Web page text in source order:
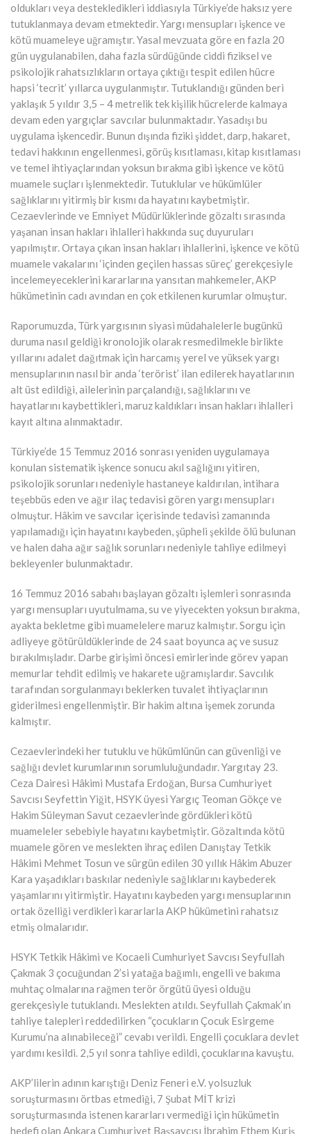
oldukları veya destekledikleri iddiasıyla Türkiye’de haksız yere
tutuklanmaya devam etmektedir. Yargı mensupları işkence ve
kötü muameleye uğramıştır. Yasal mevzuata göre en fazla 20
gün uygulanabilen, daha fazla sürdüğünde ciddi fiziksel ve
psikolojik rahatsızlıkların ortaya çıktığı tespit edilen hücre
hapsi ‘tecrit’ yıllarca uygulanmıştır. Tutuklandığı günden beri
yaklaşık 5 yıldır 3,5 – 4 metrelik tek kişilik hücrelerde kalmaya
devam eden yargıçlar savcılar bulunmaktadır. Yasadışı bu
uygulama işkencedir. Bunun dışında fiziki şiddet, darp, hakaret,
tedavi hakkının engellenmesi, görüş kısıtlaması, kitap kısıtlaması
ve temel ihtiyaçlarından yoksun bırakma gibi işkence ve kötü
muamele suçları işlenmektedir. Tutuklular ve hükümlüler
sağlıklarını yitirmiş bir kısmı da hayatını kaybetmiştir.
Cezaevlerinde ve Emniyet Müdürlüklerinde gözaltı sırasında
yaşanan insan hakları ihlalleri hakkında suç duyuruları
yapılmıştır. Ortaya çıkan insan hakları ihlallerini, işkence ve kötü
muamele vakalarını ‘içinden geçilen hassas süreç’ gerekçesiyle
incelemeyeceklerini kararlarına yansıtan mahkemeler, AKP
hükümetinin cadı avından en çok etkilenen kurumlar olmuştur.
Raporumuzda, Türk yargısının siyasi müdahalelerle bugünkü
duruma nasıl geldiği kronolojik olarak resmedilmekle birlikte
yıllarını adalet dağıtmak için harcamış yerel ve yüksek yargı
mensuplarının nasıl bir anda ‘terörist’ ilan edilerek hayatlarının
alt üst edildiği, ailelerinin parçalandığı, sağlıklarını ve
hayatlarını kaybettikleri, maruz kaldıkları insan hakları ihlalleri
kayıt altına alınmaktadır.
Türkiye’de 15 Temmuz 2016 sonrası yeniden uygulamaya
konulan sistematik işkence sonucu akıl sağlığını yitiren,
psikolojik sorunları nedeniyle hastaneye kaldırılan, intihara
teşebbüs eden ve ağır ilaç tedavisi gören yargı mensupları
olmuştur. Hâkim ve savcılar içerisinde tedavisi zamanında
yapılamadığı için hayatını kaybeden, şüpheli şekilde ölü bulunan
ve halen daha ağır sağlık sorunları nedeniyle tahliye edilmeyi
bekleyenler bulunmaktadır.
16 Temmuz 2016 sabahı başlayan gözaltı işlemleri sonrasında
yargı mensupları uyutulmama, su ve yiyecekten yoksun bırakma,
ayakta bekletme gibi muamelelere maruz kalmıştır. Sorgu için
adliyeye götürüldüklerinde de 24 saat boyunca aç ve susuz
bırakılmışladır. Darbe girişimi öncesi emirlerinde görev yapan
memurlar tehdit edilmiş ve hakarete uğramışlardır. Savcılık
tarafından sorgulanmayı beklerken tuvalet ihtiyaçlarının
giderilmesi engellenmiştir. Bir hakim altına işemek zorunda
kalmıştır.
Cezaevlerindeki her tutuklu ve hükümlünün can güvenliği ve
sağlığı devlet kurumlarının sorumluluğundadır. Yargıtay 23.
Ceza Dairesi Hâkimi Mustafa Erdoğan, Bursa Cumhuriyet
Savcısı Seyfettin Yiğit, HSYK üyesi Yargıç Teoman Gökçe ve
Hakim Süleyman Savut cezaevlerinde gördükleri kötü
muameleler sebebiyle hayatını kaybetmiştir. Gözaltında kötü
muamele gören ve meslekten ihraç edilen Danıştay Tetkik
Hâkimi Mehmet Tosun ve sürgün edilen 30 yıllık Hâkim Abuzer
Kara yaşadıkları baskılar nedeniyle sağlıklarını kaybederek
yaşamlarını yitirmiştir. Hayatını kaybeden yargı mensuplarının
ortak özelliği verdikleri kararlarla AKP hükümetini rahatsız
etmiş olmalarıdır.
HSYK Tetkik Hâkimi ve Kocaeli Cumhuriyet Savcısı Seyfullah
Çakmak 3 çocuğundan 2’si yatağa bağımlı, engelli ve bakıma
muhtaç olmalarına rağmen terör örgütü üyesi olduğu
gerekçesiyle tutuklandı. Meslekten atıldı. Seyfullah Çakmak’ın
tahliye talepleri reddedilirken “çocukların Çocuk Esirgeme
Kurumu’na alınabileceği” cevabı verildi. Engelli çocuklara devlet
yardımı kesildi. 2,5 yıl sonra tahliye edildi, çocuklarına kavuştu.
AKP’lilerin adının karıştığı Deniz Feneri e.V. yolsuzluk
soruşturmasını örtbas etmediği, 7 Şubat MİT krizi
soruşturmasında istenen kararları vermediği için hükümetin
hedefi olan Ankara Cumhuriyet Başsavcısı İbrahim Ethem Kuriş